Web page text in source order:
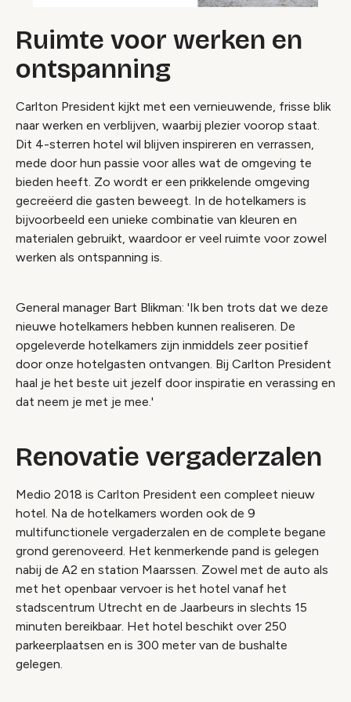
Ruimte voor werken en
ontspanning
Carlton President kijkt met een vernieuwende, frisse blik
naar werken en verblijven, waarbij plezier voorop staat.
Dit 4-sterren hotel wil blijven inspireren en verrassen,
mede door hun passie voor alles wat de omgeving te
bieden heeft. Zo wordt er een prikkelende omgeving
gecreëerd die gasten beweegt. In de hotelkamers is
bijvoorbeeld een unieke combinatie van kleuren en
materialen gebruikt, waardoor er veel ruimte voor zowel
werken als ontspanning is.
General manager Bart Blikman: 'Ik ben trots dat we deze
nieuwe hotelkamers hebben kunnen realiseren. De
opgeleverde hotelkamers zijn inmiddels zeer positief
door onze hotelgasten ontvangen. Bij Carlton President
haal je het beste uit jezelf door inspiratie en verassing en
dat neem je met je mee.'
Renovatie vergaderzalen
Medio 2018 is Carlton President een compleet nieuw
hotel. Na de hotelkamers worden ook de 9
multifunctionele vergaderzalen en de complete begane
grond gerenoveerd. Het kenmerkende pand is gelegen
nabij de A2 en station Maarssen. Zowel met de auto als
met het openbaar vervoer is het hotel vanaf het
stadscentrum Utrecht en de Jaarbeurs in slechts 15
minuten bereikbaar. Het hotel beschikt over 250
parkeerplaatsen en is 300 meter van de bushalte
gelegen.